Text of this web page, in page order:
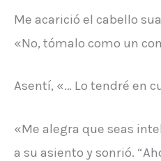
Me acarició el cabello
«No, tómalo como un
Asentí, «… Lo tendré en
«Me alegra que seas
a su asiento y sonrió.